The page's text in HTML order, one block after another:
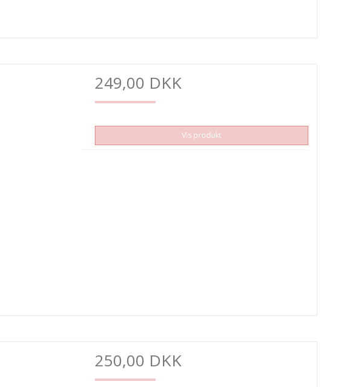
249,00 DKK
Vis produkt
250,00 DKK